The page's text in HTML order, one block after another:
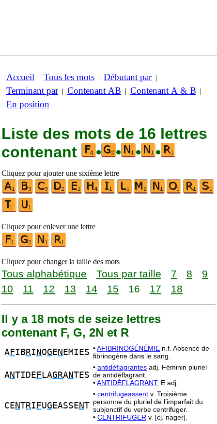
Accueil | Tous les mots | Débutant par|
Terminant par| Contenant AB | Contenant A & B |
En position
Liste des mots de 16 lettres
contenant
• • • •
Cliquez pour ajouter une sixième lettre
Cliquez pour enlever une lettre
Cliquez pour changer la taille des mots
Tous alphabétique Tous par taille 7 8
9
10
11 12 13 14 15 16 17 18
Il y a 18 mots de seize lettres
contenant F, G, 2N et R
AFIB RI N OG E N EMIES •AFIBRINOGÉNÉMIE n.f. Absence de
fibrinogène dans le sang.
ANTIDE F LAGRANTES
• antidéflagrantes adj. Féminin pluriel
de antidéflagrant.
•ANTIDÉFLAGRANT, E adj.
CE NTRI FUG EASSE NT
• centrifugeassent v. Troisième
personne du pluriel de l’imparfait du
subjonctif du verbe centrifuger.
• CENTRIFUGER v. [cj. nager].